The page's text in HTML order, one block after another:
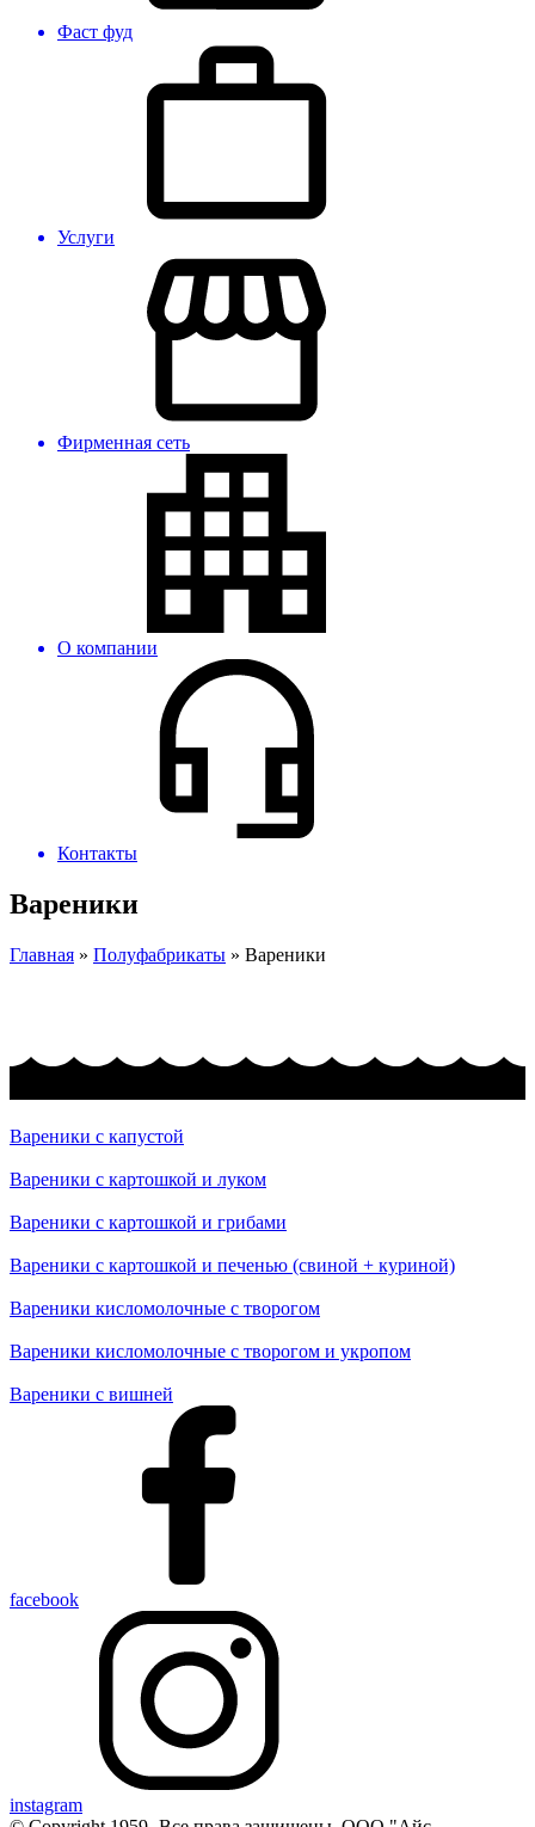
Фаст фуд
Услуги
Фирменная сеть
О компании
Контакты
Вареники
Главная » Полуфабрикаты » Вареники
Вареники с капустой
Вареники с картошкой и луком
Вареники с картошкой и грибами
Вареники с картошкой и печенью (свиной + куриной)
Вареники кисломолочные с творогом
Вареники кисломолочные с творогом и укропом
Вареники с вишней
facebook
instagram